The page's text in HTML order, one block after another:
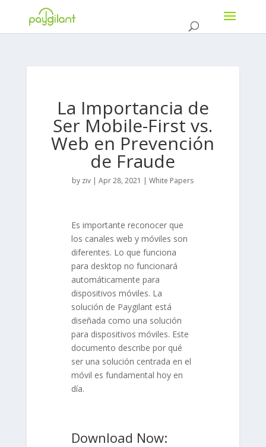
La Importancia de
Ser Mobile-First vs.
Web en Prevención
de Fraude
by ziv |Apr 28, 2021 |White Papers
Es importante reconocer que
los canales web y móviles son
diferentes. Lo que funciona
para desktop no funcionará
automáticamente para
dispositivos móviles. La
solución de Paygilant está
diseñada como una solución
para dispositivos móviles. Este
documento describe por qué
ser una solución centrada en el
móvil es fundamental hoy en
día.
Download Now: